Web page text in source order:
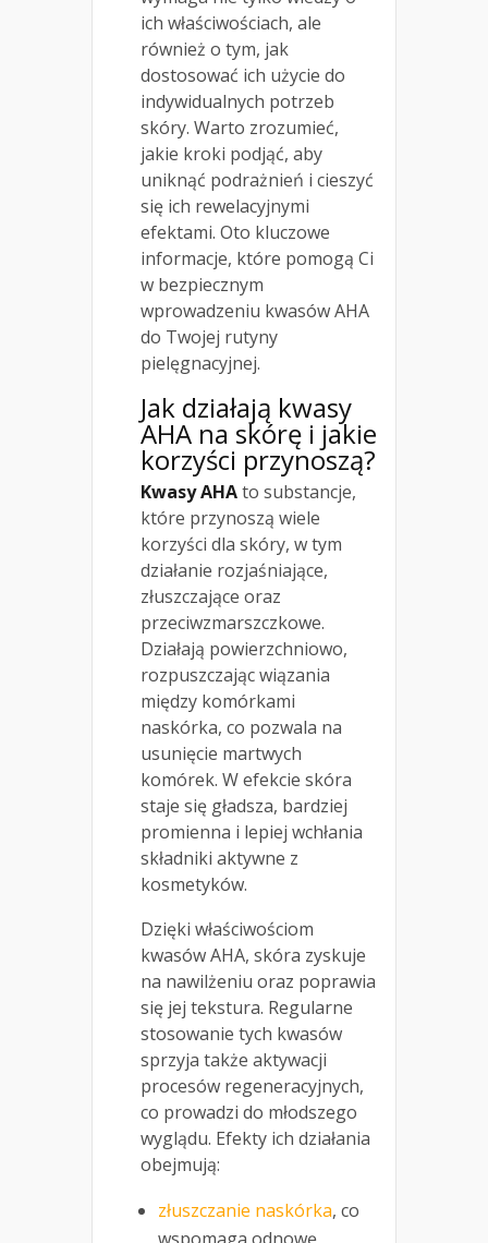
ich właściwościach, ale
również o tym, jak
dostosować ich użycie do
indywidualnych potrzeb
skóry. Warto zrozumieć,
jakie kroki podjąć, aby
uniknąć podrażnień i cieszyć
się ich rewelacyjnymi
efektami. Oto kluczowe
informacje, które pomogą Ci
w bezpiecznym
wprowadzeniu kwasów AHA
do Twojej rutyny
pielęgnacyjnej.
Jak działają kwasy
AHA na skórę i jakie
korzyści przynoszą?
Kwasy AHAto substancje,
które przynoszą wiele
korzyści dla skóry, w tym
działanie rozjaśniające,
złuszczające oraz
przeciwzmarszczkowe.
Działają powierzchniowo,
rozpuszczając wiązania
między komórkami
naskórka, co pozwala na
usunięcie martwych
komórek. W efekcie skóra
staje się gładsza, bardziej
promienna i lepiej wchłania
składniki aktywne z
kosmetyków.
Dzięki właściwościom
kwasów AHA, skóra zyskuje
na nawilżeniu oraz poprawia
się jej tekstura. Regularne
stosowanie tych kwasów
sprzyja także aktywacji
procesów regeneracyjnych,
co prowadzi do młodszego
wyglądu. Efekty ich działania
obejmują:
złuszczanie naskórka, co